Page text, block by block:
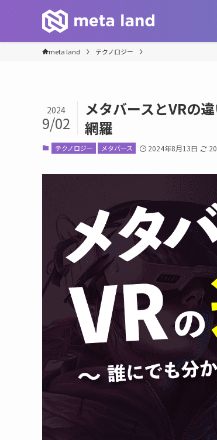
meta land テクノロジー
メタバースとVRの
網羅
2024
9/02
テクノロジー メタバース 2024年8月13日